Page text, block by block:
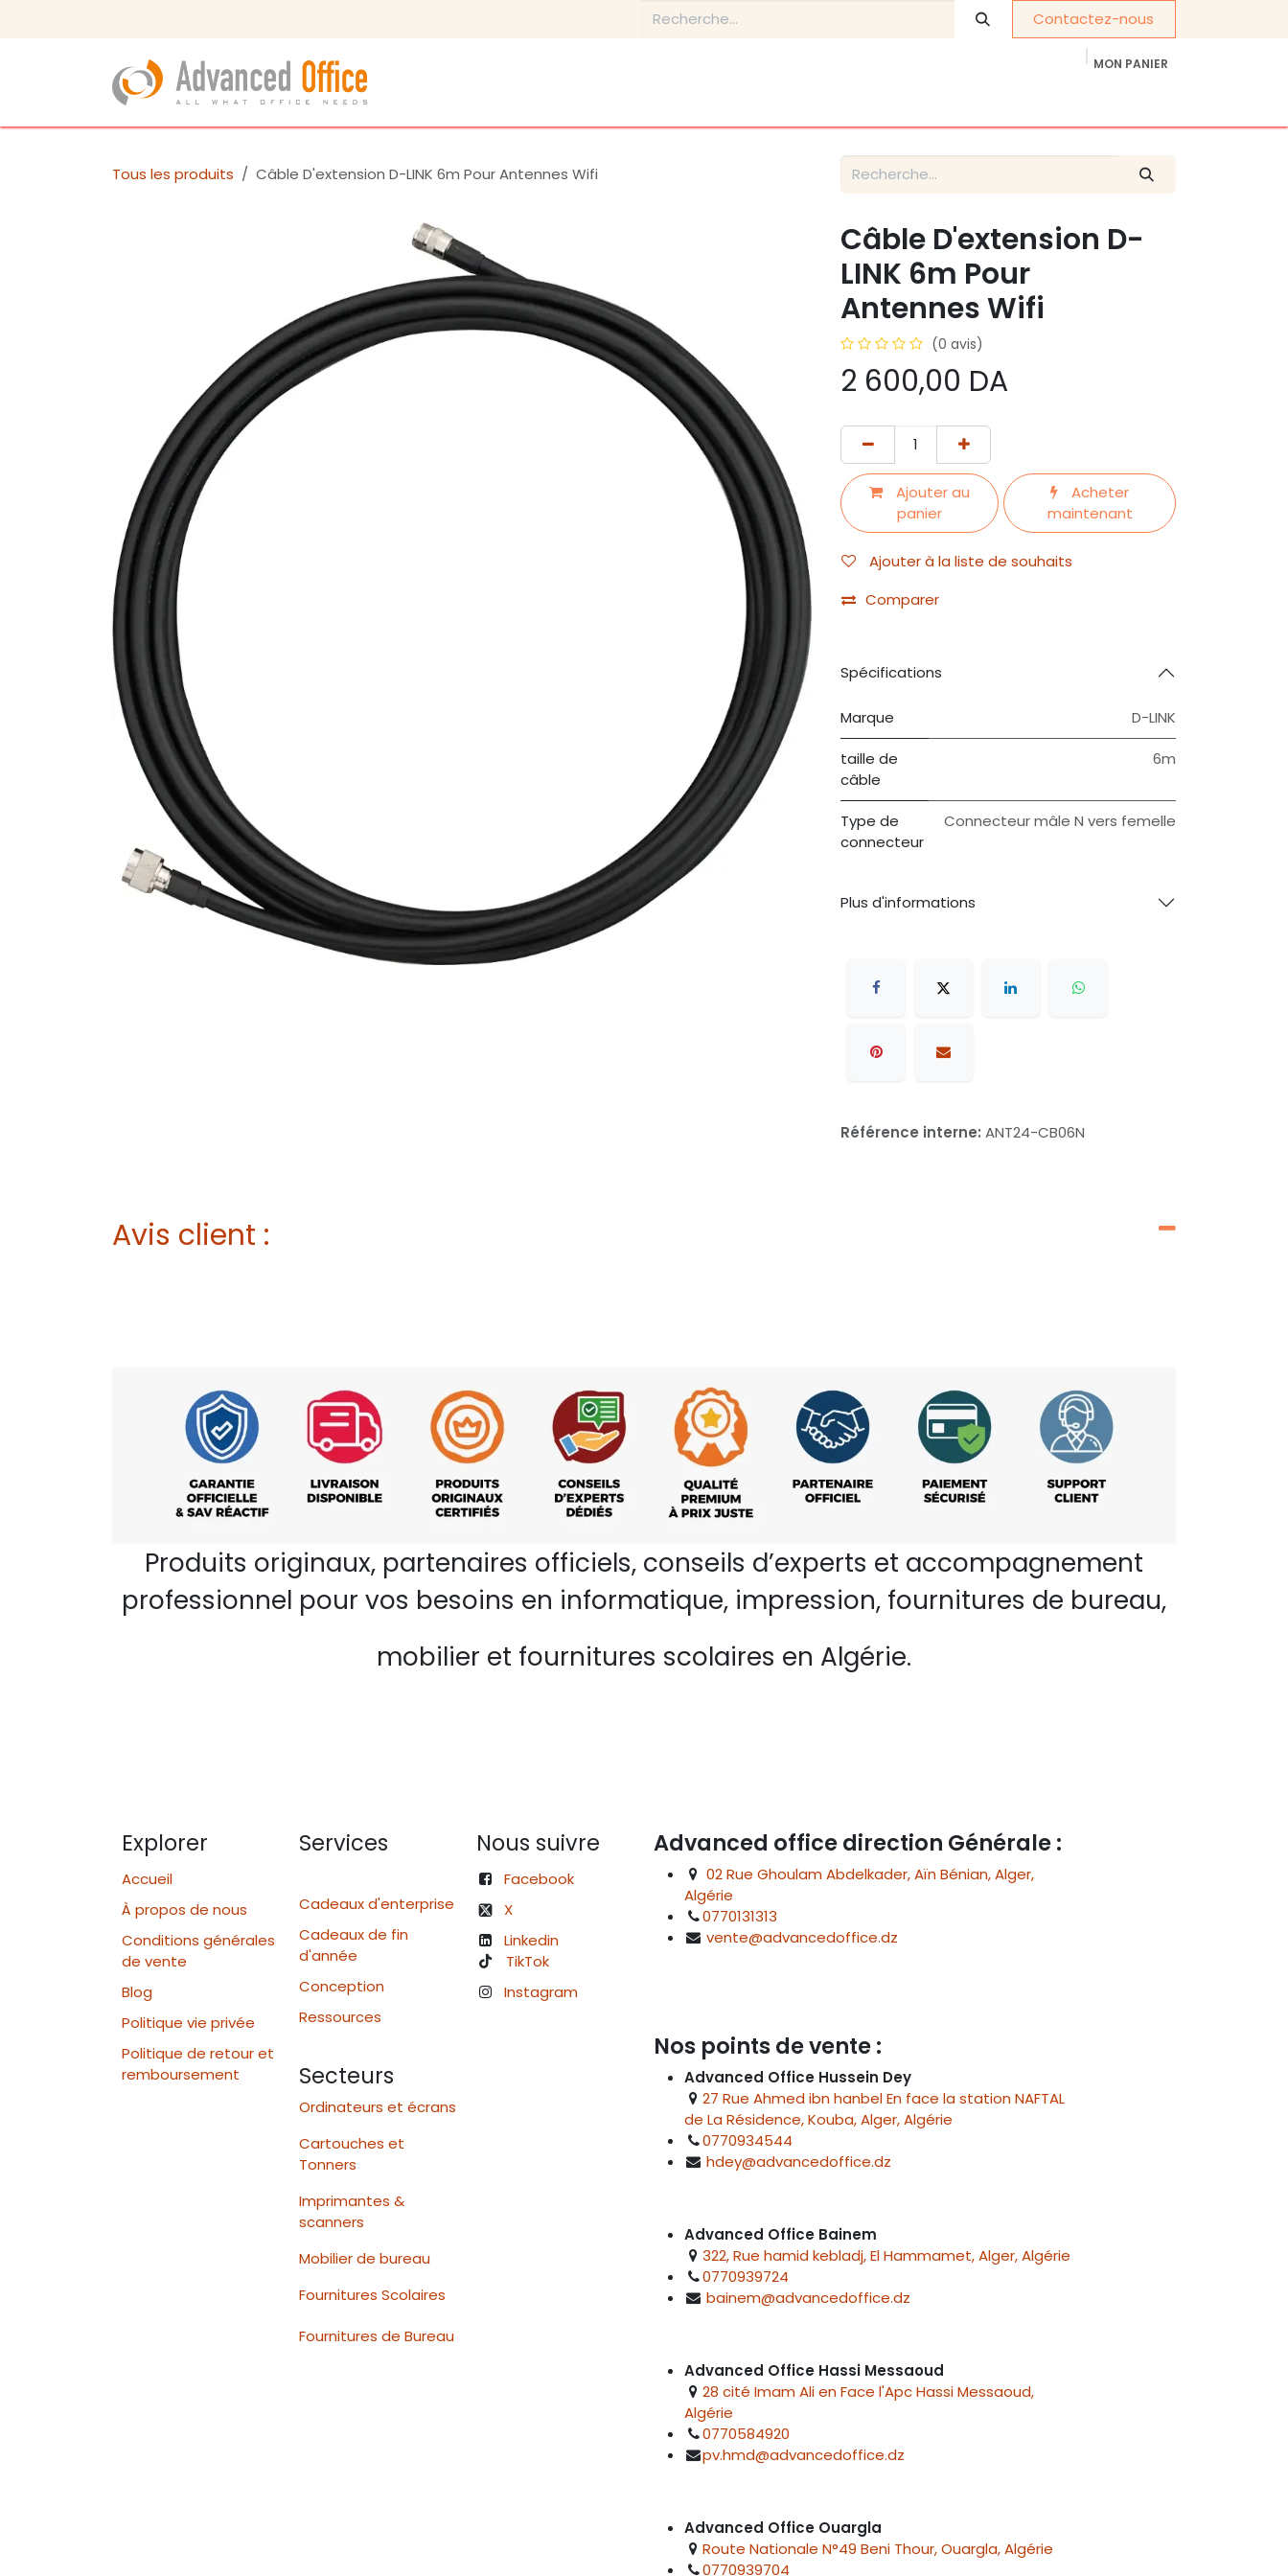
Contactez-nous
MON PANIER
Tous les produits Câble D'extension D-LINK 6m Pour Antennes Wifi
Câble D'extension D-
LINK 6m Pour
Antennes Wifi
(0 avis)
2 600,00 DA
Ajouter au
panier
Acheter
maintenant
Ajouter à la liste de souhaits
Comparer
Spécifications
Marque D-LINK
taille de
câble
6m
Type de
connecteur
Connecteur mâle N vers femelle
Plus d'informations
Référence interne: ANT24-CB06N
Avis client :
Produits originaux, partenaires officiels, conseils d’experts et accompagnement
professionnel pour vos besoins en informatique, impression, fournitures de bureau,
mobilier et fournitures scolaires en Algérie.
Explorer
Accueil
À propos de nous
Conditions générales
de vente
Blog
Politique vie privée
Politique de retour et
remboursement
Services
Cadeaux d'enterprise
Cadeaux de fin
d'année
Conception
Ressources
Secteurs
Ordinateurs et écrans
Cartouches et
Tonners
Imprimantes &
scanners
Mobilier de bureau
Fournitures Scolaires
Fournitures de Bureau
Nous suivre
Facebook
X
Linkedin
TikTok
Instagram
Advanced office direction Générale :
02 Rue Ghoulam Abdelkader, Aïn Bénian, Alger,
Algérie
0770131313
vente@advancedoffice.dz
Nos points de vente :
Advanced Office Hussein Dey
27 Rue Ahmed ibn hanbel En face la station NAFTAL
de La Résidence, Kouba, Alger, Algérie
0770934544
hdey@advancedoffice.dz
Advanced Office Bainem
322, Rue hamid kebladj, El Hammamet, Alger, Algérie
0770939724
bainem@advancedoffice.dz
Advanced Office Hassi Messaoud
28 cité Imam Ali en Face l'Apc Hassi Messaoud,
Algérie
0770584920
pv.hmd@advancedoffice.dz
Advanced Office Ouargla
Route Nationale N°49 Beni Thour, Ouargla, Algérie
0770939704